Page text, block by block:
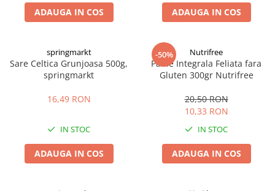
Articulatii sanatoase
Cardiovasculare
Imunitate
Memorie
Produse sanatate sexuala
Produse pentru Ea
Produse pentru sportivi
Uleiuri alimentare
Ulei CBD
Produse instant
Atelierul de cafea si ceaiuri
Ceaiuri simple
ADAUGA IN COS ADAUGA IN COS
springmarkt
Sare Celtica Grunjoasa 500g,
springmarkt
16,49 RON
IN STOC
ADAUGA IN COS
-50% Nutrifree
Paine Integrala Feliata fara
Gluten 300gr Nutrifree
20,50 RON
10,33 RON
IN STOC
ADAUGA IN COS